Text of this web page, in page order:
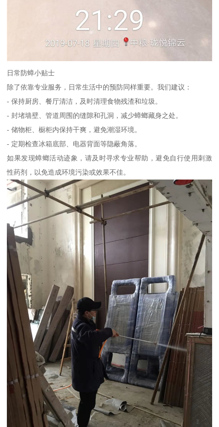
日常防蟑小贴士
除了依靠专业服务，日常生活中的预防同样重要。我们建议：
- 保持厨房、餐厅清洁，及时清理食物残渣和垃圾。
- 封堵墙壁、管道周围的缝隙和孔洞，减少蟑螂藏身之处。
- 储物柜、橱柜内保持干爽，避免潮湿环境。
- 定期检查冰箱底部、电器背面等隐蔽角落。
如果发现蟑螂活动迹象，请及时寻求专业帮助，避免自行使用刺激
性药剂，以免造成环境污染或效果不佳。